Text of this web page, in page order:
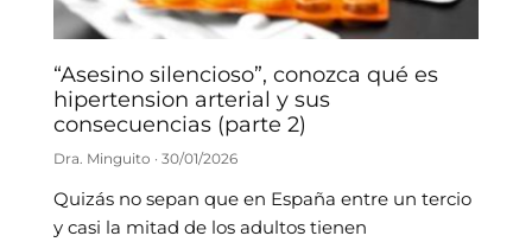
“Asesino silencioso”, conozca qué es
hipertension arterial y sus
consecuencias (parte 2)
Dra. Minguito 30/01/2026
Quizás no sepan que en España entre un tercio
y casi la mitad de los adultos tienen